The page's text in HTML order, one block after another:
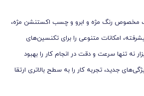
مخصوص رنگ مژه و ابرو و چسب اکستنشن مژه،
امکانات متنوعی را برای تکنسین‌های
نه تنها سرعت و دقت در انجام کار را بهبود
جدید، تجربه کار را به سطح بالاتری ارتقا